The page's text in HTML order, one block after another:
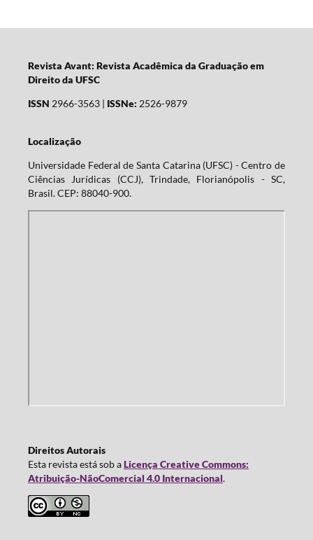
Revista Avant: Revista Acadêmica da Graduação em
Direito da UFSC
ISSN 2966-3563 | ISSNe: 2526-9879
Localização
Universidade Federal de Santa Catarina (UFSC) - Centro de
Ciências Jurídicas (CCJ), Trindade, Florianópolis - SC,
Brasil. CEP: 88040-900.
Direitos Autorais
Esta revista está sob aLicença Creative Commons:
Atribuição-NãoComercial 4.0 Internacional.